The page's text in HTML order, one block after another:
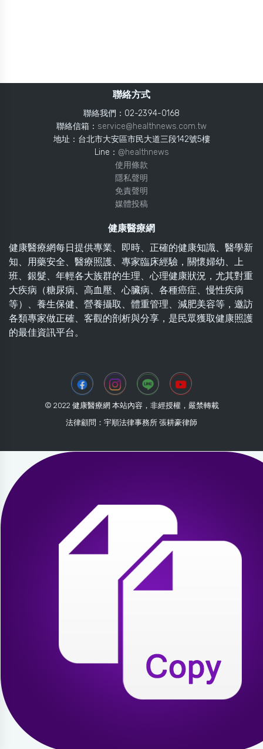
聯絡方式
聯絡我們：02-2394-0168
聯絡信箱： service@healthnews.com.tw
地址：台北市大安區市民大道三段142號5樓
Line： @healthnews
使用條款
隱私聲明
免責聲明
媒體投稿
健康醫療網
健康醫療網每日提供專業、即時、正確的健康知識、醫學新
知、用藥安全、醫療照護、專家臨床經驗，關懷婦幼、上
班、銀髮、年輕各大族群的生理、心理健康狀況，尤其對重
大疾病（糖尿病、高血壓、心臟病、各種癌症、慢性疾病
等）、養生保健、營養攝取、體重管理、減肥美容等，邀訪
各類專家做正確、客觀的剖析與分享，是民眾獲取健康照護
的最佳資訊平台。
© 2022 健康醫療網 本站內容，非經授權，嚴禁轉載
法律顧問：宇順法律事務所 張耕豪律師